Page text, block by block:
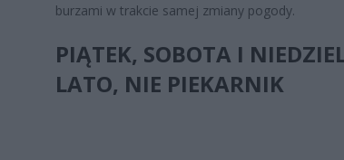
burzami w trakcie samej zmiany pogody.
PIĄTEK, SOBOTA I
LATO, NIE PIEKARNIK